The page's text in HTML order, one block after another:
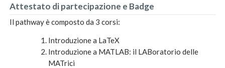
Attestato di partecipazione e Badge
Il pathway è composto da 3 corsi:
Introduzione a LaTeX
Introduzione a MATLAB: il LABoratorio delle
MATrici